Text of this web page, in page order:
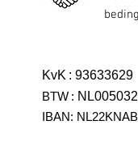
KvK : 93633629
BTW :
IBAN: